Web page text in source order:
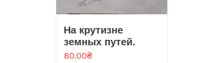
На крутизне
земных путей.
80.00₴